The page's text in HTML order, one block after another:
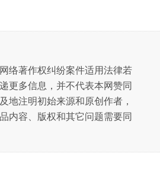
络著作权纠纷案件适用法律若
更多信息，并不代表本网赞同
地注明初始来源和原创作者，
内容、版权和其它问题需要同